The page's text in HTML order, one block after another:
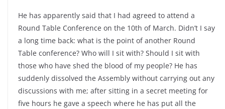
He has apparently said that I had agreed to attend a
Round Table Conference on the 10th of March. Didn’t I say
a long time back: what is the point of another Round
Table conference? Who will I sit with? Should I sit with
those who have shed the blood of my people? He has
suddenly dissolved the Assembly without carrying out any
discussions with me; after sitting in a secret meeting for
five hours he gave a speech where he has put all the